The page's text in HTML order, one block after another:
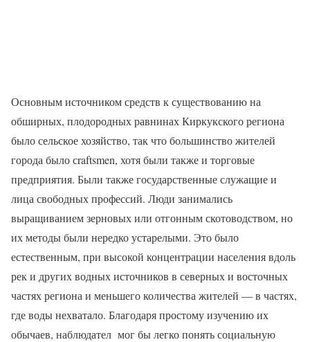
Основным источником средств к существованию на
обширных, плодородных равнинах Киркукского региона
было сельское хозяйство, так что большинство жителей
города было сraftsmen, хотя были также и торговые
предприятия. Были также государственные служащие и
лица свободных профессий. Люди занимались
выращиванием зерновых или отгонным скотоводством, но
их методы были нередко устарелыми. Это было
естественным, при высокой концентрации населения вдоль
рек и других водных источников в северных и восточных
частях региона и меньшего количества жителей — в частях,
где воды нехватало. Благодаря простому изучению их
обычаев, наблюдател мог бы легко понять социальную